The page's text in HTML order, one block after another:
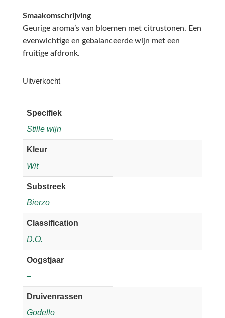
Smaakomschrijving
Geurige aroma’s van bloemen met citrustonen. Een
evenwichtige en gebalanceerde wijn met een
fruitige afdronk.
Uitverkocht
Specifiek
Stille wijn
Kleur
Wit
Substreek
Bierzo
Classification
D.O.
Oogstjaar
–
Druivenrassen
Godello